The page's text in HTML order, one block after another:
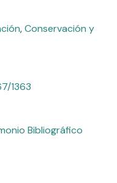
,Conservación y
1363
Bibliográfico